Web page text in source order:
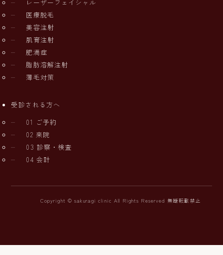
レーザーフェイシャル
医療脱毛
美容注射
肌育注射
肥満症
脂肪溶解注射
薄毛対策
受診される方へ
01 ご予約
02 来院
03 診察・検査
04 会計
Copyright © sakuragi clinic All Rights Reserved 無断転載禁止